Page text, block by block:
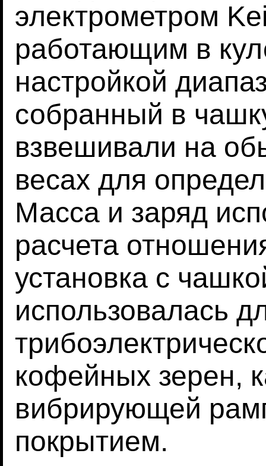
электрометром
работающим в
настройкой
собранный в
взвешивали на
весах для
Масса и заряд
расчета
установка с
использовалась
кофейных зерен,
вибрирующей
покрытием.